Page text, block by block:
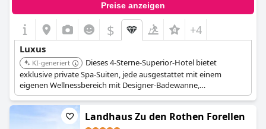
Preise anzeigen
$ +4
Luxus
KI-generiert
Dieses 4-Sterne-Superior-Hotel bietet
exklusive private Spa-Suiten, jede ausgestattet mit einem
eigenen Wellnessbereich mit Designer-Badewanne,
Dampf-/Infrarotsauna und einem privaten Whirlpool auf dem
Balkon. Das Gourmetrestaurant '20zwanzig' ergänzt das
luxuriöse und private Rückzugserlebnis.
Landhaus Zu den Rothen Forellen